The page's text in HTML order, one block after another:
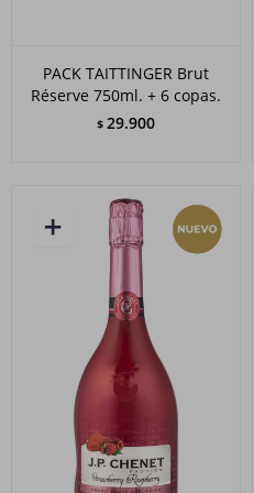
PACK TAITTINGER Brut
Réserve 750ml. + 6 copas.
$ 29.900